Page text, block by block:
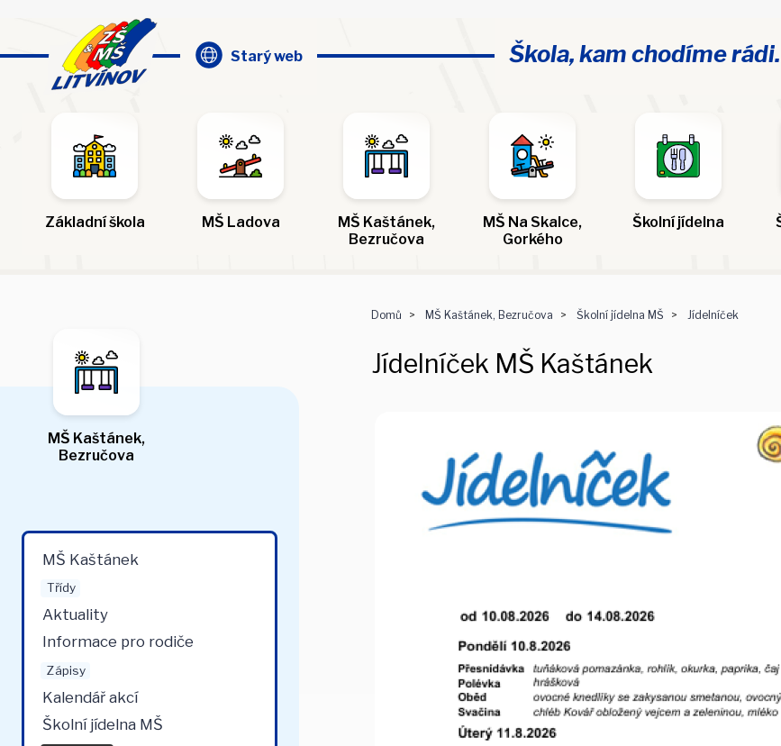
Starý web Škola, kam chodíme rádi.
Základní škola MŠ Ladova
MŠ Kaštánek,
Bezručova
MŠ Na Skalce,
Gorkého
Školní jídelna
MŠ Kaštánek,
Bezručova
MŠ Kaštánek
Třídy
Aktuality
Informace pro rodiče
Zápisy
Kalendář akcí
Školní jídelna MŠ
Domů MŠ Kaštánek, Bezručova Školní jídelna MŠ Jídelníček
Jídelníček MŠ Kaštánek